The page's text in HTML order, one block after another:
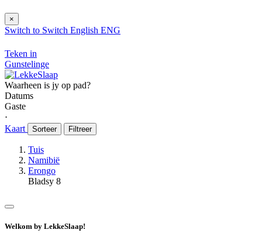
×
Switch to Switch English ENG
Teken in
Gunstelinge
Waarheen is jy op pad?
Datums
Gaste
⋅
Kaart
Sorteer Filtreer
Tuis
Namibië
Erongo
Bladsy 8
Welkom by LekkeSlaap!